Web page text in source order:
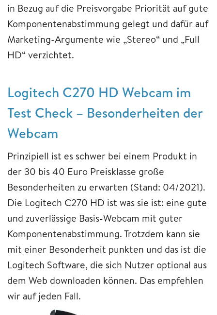
in Bezug auf die Preisvorgabe Priorität auf gute
Komponentenabstimmung gelegt und dafür auf
Marketing-Argumente wie „Stereo“ und „Full
HD“ verzichtet.
Logitech C270 HD Webcam im
Test Check – Besonderheiten der
Webcam
Prinzipiell ist es schwer bei einem Produkt in
der 30 bis 40 Euro Preisklasse große
Besonderheiten zu erwarten (Stand: 04/2021).
Die Logitech C270 HD ist was sie ist: eine gute
und zuverlässige Basis-Webcam mit guter
Komponentenabstimmung. Trotzdem kann sie
mit einer Besonderheit punkten und das ist die
Logitech Software, die sich Nutzer optional aus
dem Web downloaden können. Das empfehlen
wir auf jeden Fall.